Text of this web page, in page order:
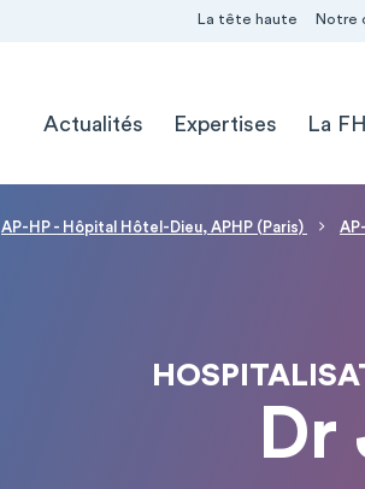
La tête haute Notre
Actualités
Expertises La
AP-HP - Hôpital Hôtel-Dieu, APHP (Paris)
Dr